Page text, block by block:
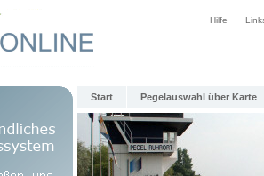
Hilfe
Start Pegelauswahl über Karte